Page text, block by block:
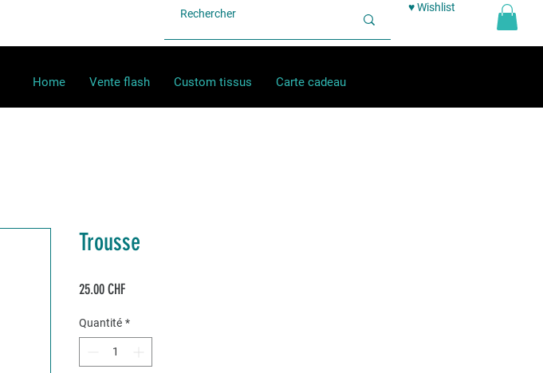
♥ Wishlist
Home Vente flash Custom tissus Carte cadeau
Trousse
25.00 CHFPrix
Quantité *